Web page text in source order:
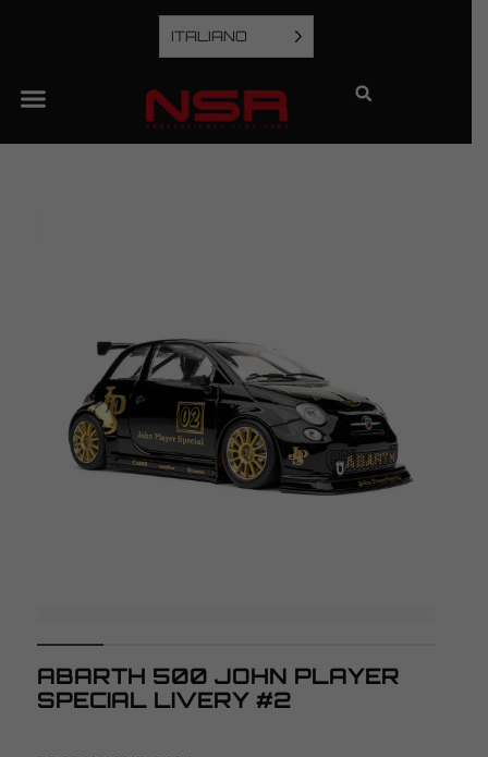
ITALIANO
ABARTH 500 JOHN PLAYER
SPECIAL LIVERY #2